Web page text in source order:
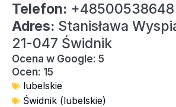
Telefon: +48500538648
Adres: Stanisława
21-047 Świdnik
Ocena w Google: 5
Ocen: 15
lubelskie
Świdnik (lubelskie)